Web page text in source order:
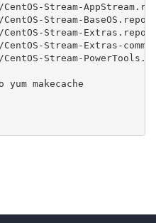
Stream-
Stream-BaseOS.repo
Stream-Extras.repo
Stream-Extras-
Stream-
yum makecache